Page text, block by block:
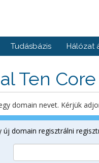
Tudásbázis Hálózat
Ten
domain nevet. Kérjük
új domain regisztrálni